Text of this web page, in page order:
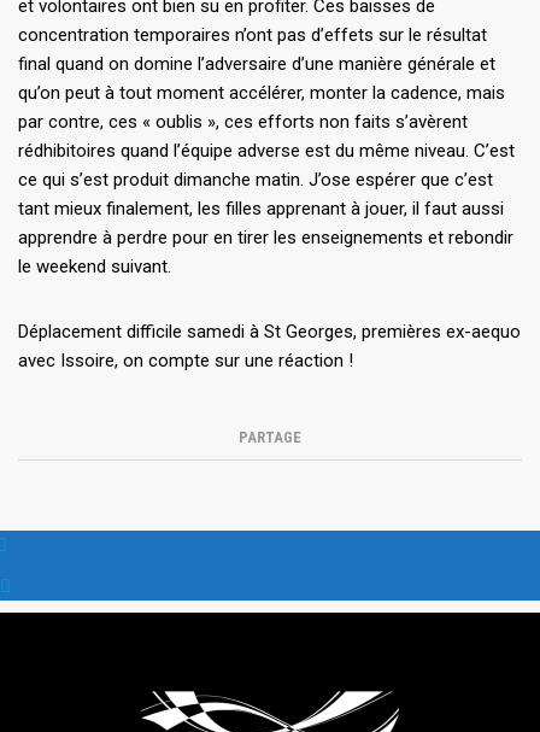
et volontaires ont bien su en profiter. Ces baisses de
concentration temporaires n’ont pas d’effets sur le résultat
final quand on domine l’adversaire d’une manière générale et
qu’on peut à tout moment accélérer, monter la cadence, mais
par contre, ces « oublis », ces efforts non faits s’avèrent
rédhibitoires quand l’équipe adverse est du même niveau. C’est
ce qui s’est produit dimanche matin. J’ose espérer que c’est
tant mieux finalement, les filles apprenant à jouer, il faut aussi
apprendre à perdre pour en tirer les enseignements et rebondir
le weekend suivant.
Déplacement difficile samedi à St Georges, premières ex-aequo
avec Issoire, on compte sur une réaction !
PARTAGE